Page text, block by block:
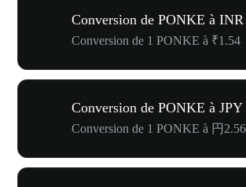
Conversion de PONKE à INR
Conversion de 1 PONKE à ₹1.54
Conversion de PONKE à JPY
Conversion de 1 PONKE à 円2.56